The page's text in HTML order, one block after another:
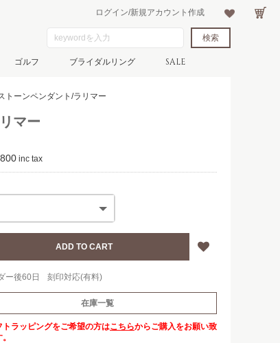
ゴルフ ブライダルリング SALE
トーンペンダント/ラリマー
マー
ー後60日 刻印対応(有料)
在庫一覧
ラッピングをご希望の方はこちらからご購入をお願い致
ログイン/新規アカウント作成